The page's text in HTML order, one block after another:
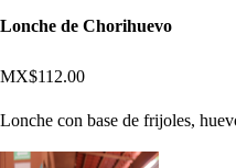
Lonche de Chorihuevo
MX$112.00
Lonche con base de frijoles,